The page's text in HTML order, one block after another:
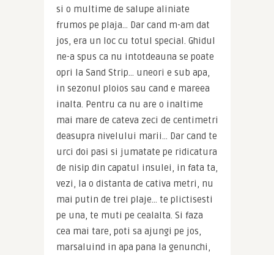
si o multime de salupe aliniate
frumos pe plaja… Dar cand m-am dat
jos, era un loc cu totul special. Ghidul
ne-a spus ca nu intotdeauna se poate
opri la Sand Strip… uneori e sub apa,
in sezonul ploios sau cand e mareea
inalta. Pentru ca nu are o inaltime
mai mare de cateva zeci de centimetri
deasupra nivelului marii… Dar cand te
urci doi pasi si jumatate pe ridicatura
de nisip din capatul insulei, in fata ta,
vezi, la o distanta de cativa metri, nu
mai putin de trei plaje… te plictisesti
pe una, te muti pe cealalta. Si faza
cea mai tare, poti sa ajungi pe jos,
marsaluind in apa pana la genunchi,